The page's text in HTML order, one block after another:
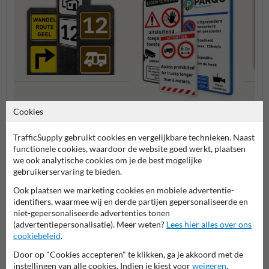
informatiebordjes
Eigen terrein borden
Deze verzwaarde bermpaal met 2 borden is een veelzijdige en
milieuvriendelijke oplossing voor het aanduiden van een eigen
gerecycled kunststof, is deze paal zowel duurzaam als functioneel. De
Cookies
TrafficSupply gebruikt cookies en vergelijkbare technieken. Naast
functionele cookies, waardoor de website goed werkt, plaatsen
we ook analytische cookies om je de best mogelijke
gebruikerservaring te bieden.
Ook plaatsen we marketing cookies en mobiele advertentie-
identifiers, waarmee wij en derde partijen gepersonaliseerde en
niet-gepersonaliseerde advertenties tonen
(advertentiepersonalisatie). Meer weten? Lees hier alles over ons
cookiebeleid.
Door op "Cookies accepteren" te klikken, ga je akkoord met de
instellingen van alle cookies. Indien je kiest voorweigeren,